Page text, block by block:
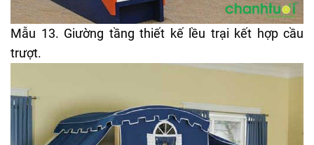
Mẫu 13. Giường tầng thiết kế lều trại kết hợp cầu
trượt.